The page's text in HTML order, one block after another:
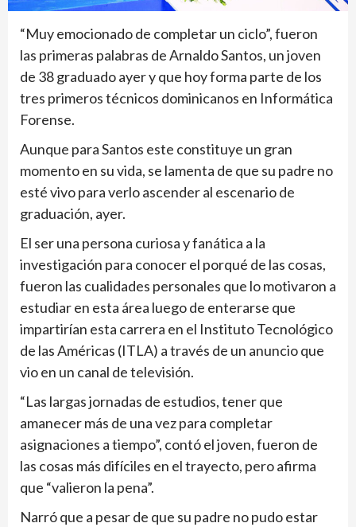
“Muy emocionado de completar un ciclo”, fueron
las primeras palabras de Arnaldo Santos, un joven
de 38 graduado ayer y que hoy forma parte de los
tres primeros técnicos dominicanos en Informática
Forense.
Aunque para Santos este constituye un gran
momento en su vida, se lamenta de que su padre no
esté vivo para verlo ascender al escenario de
graduación, ayer.
El ser una persona curiosa y fanática a la
investigación para conocer el porqué de las cosas,
fueron las cualidades personales que lo motivaron a
estudiar en esta área luego de enterarse que
impartirían esta carrera en el Instituto Tecnológico
de las Américas (ITLA) a través de un anuncio que
vio en un canal de televisión.
“Las largas jornadas de estudios, tener que
amanecer más de una vez para completar
asignaciones a tiempo”, contó el joven, fueron de
las cosas más difíciles en el trayecto, pero afirma
que “valieron la pena”.
Narró que a pesar de que su padre no pudo estar